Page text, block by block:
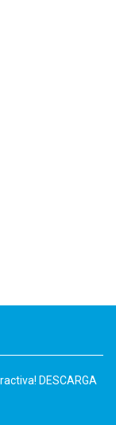
DESCARGA